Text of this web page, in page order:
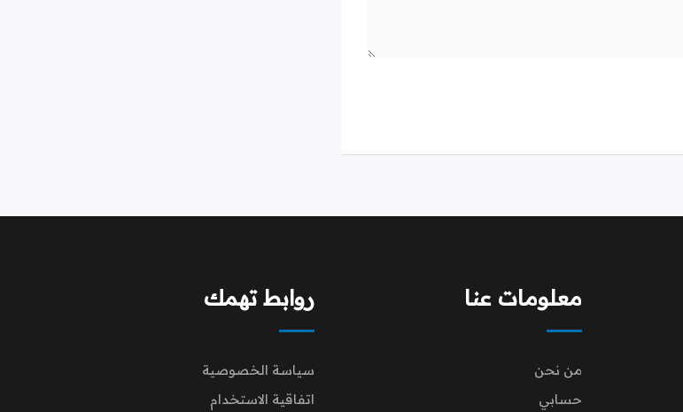
معلومات عنا
من نحن
حسابي
روابط تهمك
سياسة الخصوصية
اتفاقية الاستخدام